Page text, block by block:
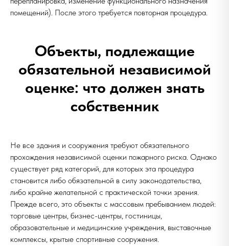
помещений). После этого требуется повторная процедура.
Объекты, подлежащие
обязательной независимой
оценке: что должен знать
собственник
Не все здания и сооружения требуют обязательного
прохождения независимой оценки пожарного риска. Однако
существует ряд категорий, для которых эта процедура
становится либо обязательной в силу законодательства,
либо крайне желательной с практической точки зрения.
Прежде всего, это объекты с массовым пребыванием людей:
торговые центры, бизнес-центры, гостиницы,
образовательные и медицинские учреждения, выставочные
комплексы, крытые спортивные сооружения.